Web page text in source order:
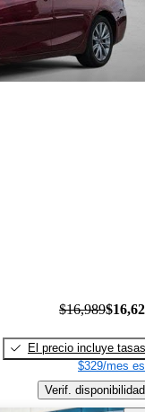
$16,989
El precio incluye tasas
$329/mes
Verif. disponibilidad